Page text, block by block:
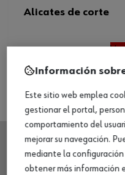
Alicates de corte
SEDE CENTRAL
Información
Este sitio web emplea
gestionar el portal,
comportamiento del
mejorar su navegación.
mediante la
obtener más información